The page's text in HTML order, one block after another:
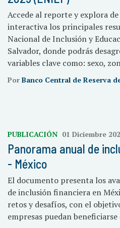
Accede al reporte y explora
interactiva los principales
Nacional de Inclusión y
Salvador, donde podrás
variables clave como: sexo,
Por Banco Central de Reserva
PUBLICACIÓN 01 Diciembre
Panorama anual de
- México
El documento presenta los
de inclusión financiera en
retos y desafíos, con el
empresas puedan